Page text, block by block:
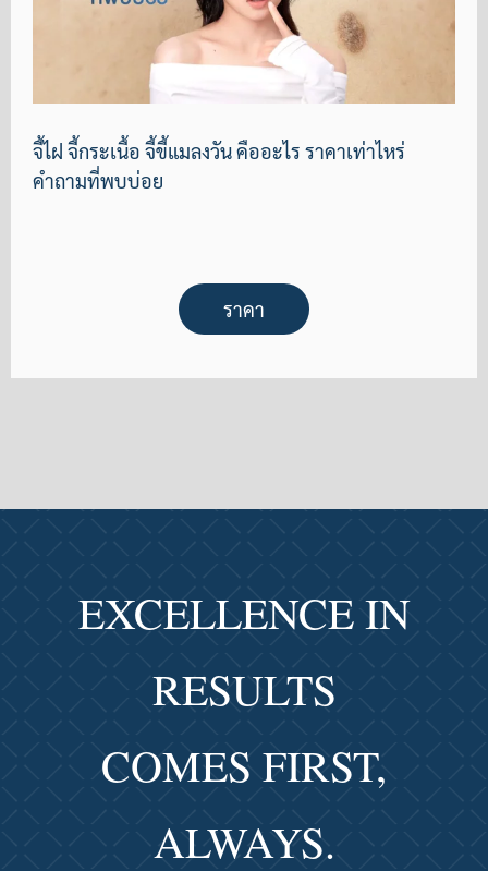
จี้ไฝ จี้กระเนื้อ จี้ขี้แมลงวัน คืออะไร ราคาเท่าไหร่
คำถามที่พบบ่อย
ราคา
EXCELLENCE IN
RESULTS
COMES FIRST,
ALWAYS.